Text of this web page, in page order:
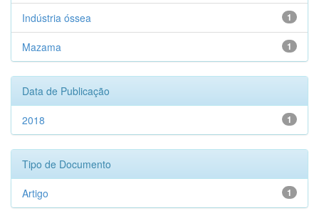
1
Indústria óssea
1
Mazama
Data de Publicação
1
2018
Tipo de Documento
1
Artigo